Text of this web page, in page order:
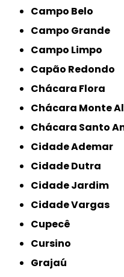
Campo Belo
Campo Grande
Campo Limpo
Capão Redondo
Chácara Flora
Chácara Monte
Chácara Santo
Cidade Ademar
Cidade Dutra
Cidade Jardim
Cidade Vargas
Cupecê
Cursino
Grajaú